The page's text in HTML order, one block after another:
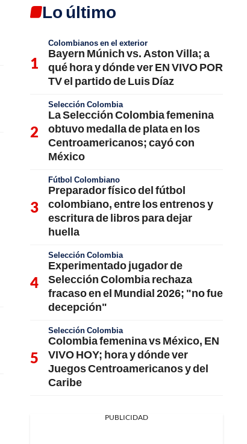
Lo último
Colombianos en el exterior
Bayern Múnich vs. Aston Villa; a
qué hora y dónde ver EN VIVO POR
TV el partido de Luis Díaz
Selección Colombia
La Selección Colombia femenina
obtuvo medalla de plata en los
Centroamericanos; cayó con
México
Fútbol Colombiano
Preparador físico del fútbol
colombiano, entre los entrenos y
escritura de libros para dejar
huella
Selección Colombia
Experimentado jugador de
Selección Colombia rechaza
fracaso en el Mundial 2026; "no fue
decepción"
Selección Colombia
Colombia femenina vs México, EN
VIVO HOY; hora y dónde ver
Juegos Centroamericanos y del
Caribe
PUBLICIDAD